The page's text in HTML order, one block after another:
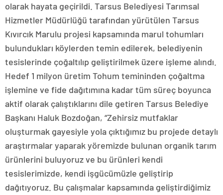
olarak hayata geçirildi. Tarsus Belediyesi Tarımsal
Hizmetler Müdürlüğü tarafından yürütülen Tarsus
Kıvırcık Marulu projesi kapsamında marul tohumları
bulundukları köylerden temin edilerek, belediyenin
tesislerinde çoğaltılıp geliştirilmek üzere işleme alındı.
Hedef 1 milyon üretim Tohum temininden çoğaltma
işlemine ve fide dağıtımına kadar tüm süreç boyunca
aktif olarak çalıştıklarını dile getiren Tarsus Belediye
Başkanı Haluk Bozdoğan, “Zehirsiz mutfaklar
oluşturmak gayesiyle yola çıktığımız bu projede detaylı
araştırmalar yaparak yöremizde bulunan organik tarım
ürünlerini buluyoruz ve bu ürünleri kendi
tesislerimizde, kendi işgücümüzle geliştirip
dağıtıyoruz. Bu çalışmalar kapsamında geliştirdiğimiz